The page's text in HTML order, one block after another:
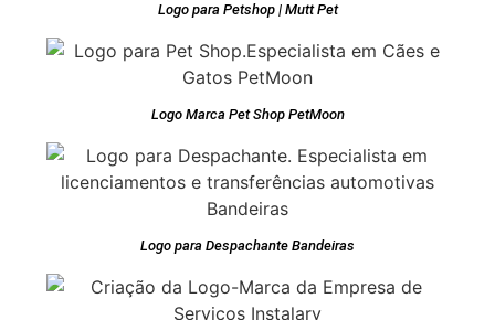
Logo para Petshop | Mutt Pet
Logo Marca Pet Shop PetMoon
Logo para Despachante Bandeiras